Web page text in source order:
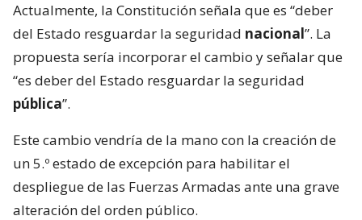
Actualmente, la Constitución señala que es “deber
del Estado resguardar la seguridad nacional”. La
propuesta sería incorporar el cambio y señalar que
“es deber del Estado resguardar la seguridad
pública”.
Este cambio vendría de la mano con la creación de
un 5.º estado de excepción para habilitar el
despliegue de las Fuerzas Armadas ante una grave
alteración del orden público.